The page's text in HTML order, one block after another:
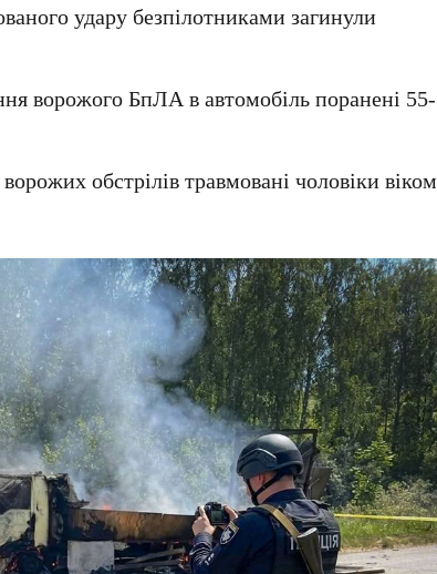
удару безпілотниками загинули
ворожого БпЛА в автомобіль поранені 55-
обстрілів травмовані чоловіки віком